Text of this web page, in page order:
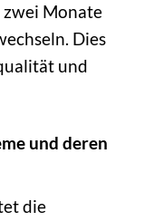
zwei Monate
Dies
und
und deren
die